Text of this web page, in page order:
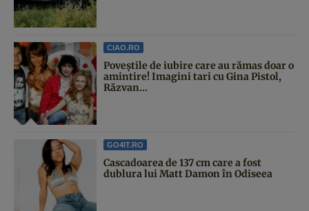
CIAO.RO
Poveştile de iubire care au rămas doar o
amintire! Imagini tari cu Gina Pistol,
Răzvan...
GO4IT.RO
Cascadoarea de 137 cm care a fost
dublura lui Matt Damon în Odiseea